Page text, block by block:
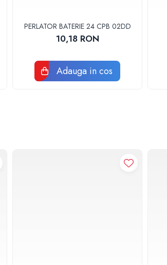
PERLATOR BATERIE 24 CPB 02DD
10,18 RON
Adauga in cos